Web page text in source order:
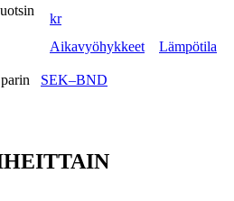
kr
Aikavyöhykkeet Lämpötila
SEK–BND